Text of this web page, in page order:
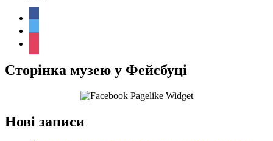
Сторінка музею у Фейсбуці
Нові записи